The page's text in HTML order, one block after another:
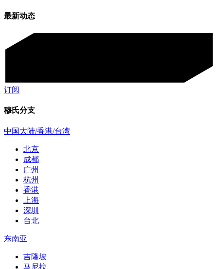
最新动态
订阅
穆氏分支
中国大陆/香港/台湾
北京
成都
广州
杭州
香港
上海
深圳
台北
东南亚
吉隆坡
马尼拉